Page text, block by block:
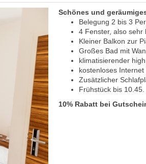
Schönes und
Belegung 2 bis 3
4 Fenster, also sehr
Kleiner Balkon zur
Großes Bad mit
klimatisierender
kostenloses
Zusätzlicher
Frühstück bis
10% Rabatt bei